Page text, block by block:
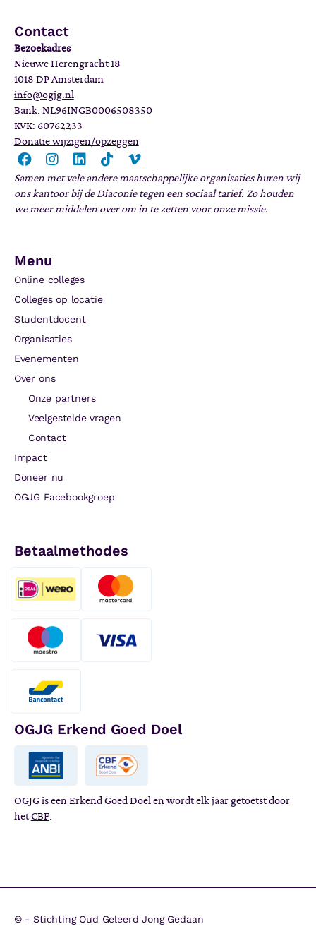
Contact
Bezoekadres
Nieuwe Herengracht 18
1018 DP Amsterdam
info@ogjg.nl
Bank: NL96INGB0006508350
KVK: 60762233
Donatie wijzigen/opzeggen
Samen met vele andere maatschappelijke organisaties huren wij
ons kantoor bij de Diaconie tegen een sociaal tarief. Zo houden
we meer middelen over om in te zetten voor onze missie.
Menu
Online colleges
Colleges op locatie
Studentdocent
Organisaties
Evenementen
Over ons
Onze partners
Veelgestelde vragen
Contact
Impact
Doneer nu
OGJG Facebookgroep
Betaalmethodes
OGJG Erkend Goed Doel
OGJG is een Erkend Goed Doel en wordt elk jaar getoetst door
hetCBF.
© - Stichting Oud Geleerd Jong Gedaan